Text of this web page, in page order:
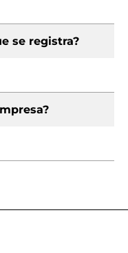
se registra?